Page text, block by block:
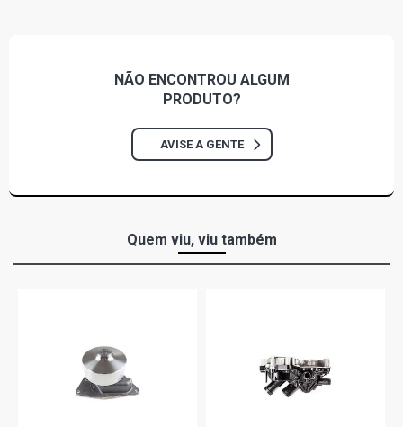
NÃO ENCONTROU ALGUM
PRODUTO?
AVISE A GENTE
Quem viu, viu também